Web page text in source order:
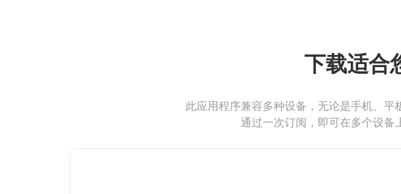
下载适合
此应用程序兼容多种设备，无论是手机、平
通过一次订阅，即可在多个设备